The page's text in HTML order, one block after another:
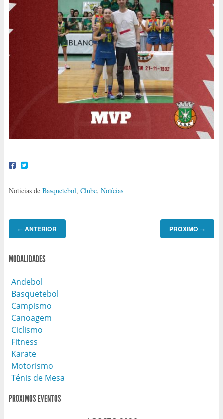
Noticias de Basquetebol, Clube, Notícias
← ANTERIOR PROXIMO →
MODALIDADES
Andebol
Basquetebol
Campismo
Canoagem
Ciclismo
Fitness
Karate
Motorismo
Ténis de Mesa
PROXIMOS EVENTOS